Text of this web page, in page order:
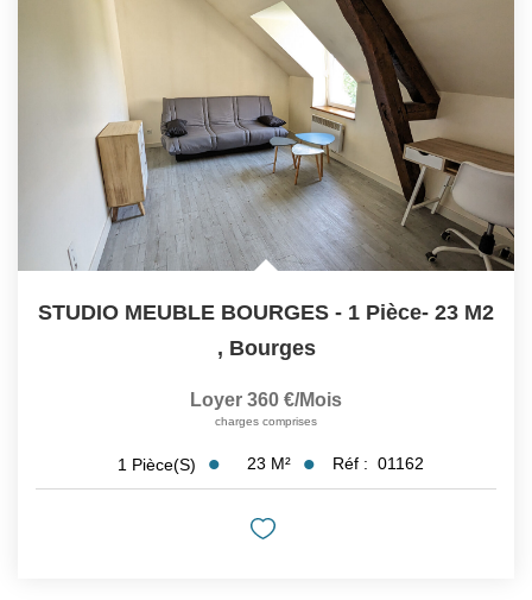
STUDIO MEUBLE BOURGES - 1 Pièce- 23 M2
, Bourges
Loyer 360 €/mois
charges comprises
1 Pièce(s) 23 M² Réf : 01162